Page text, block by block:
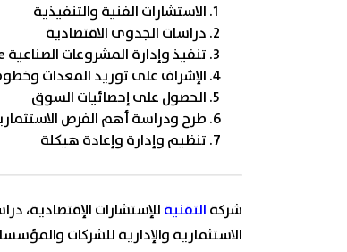
الاستشارات الفنية والتنفيذية
دراسات الجدوى الاقتصادية
تنفيذ وإدارة المشروعات الصناعية Turn-Key Service
الإشراف على توريد المعدات وخطوط
الحصول على إحصائيات السوق
طرح ودراسة أهم الفرص
تنظيم وإدارة وإعادة هيكلة
شركة التقنيةللإستشارات الإقتصادية،
الاستثمارية والإدارية للشركات